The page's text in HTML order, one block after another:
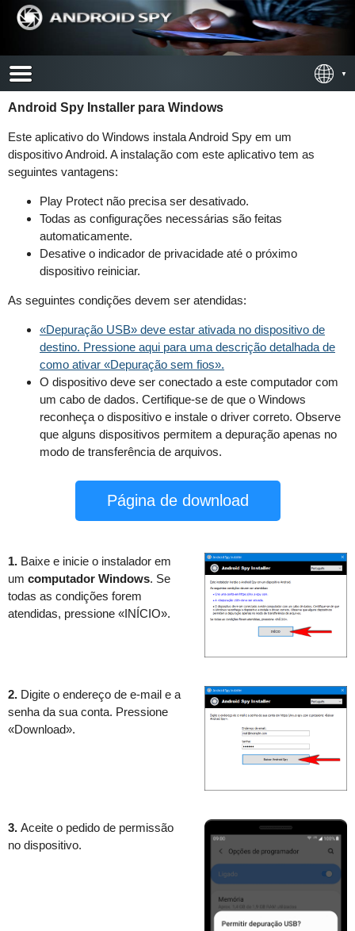
Android Spy Installer para Windows
Este aplicativo do Windows instala Android Spy em um
dispositivo Android. A instalação com este aplicativo tem as
seguintes vantagens:
Play Protect não precisa ser desativado.
Todas as configurações necessárias são feitas
automaticamente.
Desative o indicador de privacidade até o próximo
dispositivo reiniciar.
As seguintes condições devem ser atendidas:
«Depuração USB» deve estar ativada no dispositivo de
destino. Pressione aqui para uma descrição detalhada de
como ativar «Depuração sem fios».
O dispositivo deve ser conectado a este computador com
um cabo de dados. Certifique-se de que o Windows
reconheça o dispositivo e instale o driver correto. Observe
que alguns dispositivos permitem a depuração apenas no
modo de transferência de arquivos.
Página de download
1. Baixe e inicie o instalador em
um computador Windows. Se
todas as condições forem
atendidas, pressione «INÍCIO».
2. Digite o endereço de e-mail e a
senha da sua conta. Pressione
«Download».
3. Aceite o pedido de permissão
no dispositivo.